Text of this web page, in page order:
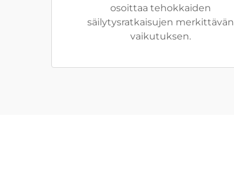
osoittaa tehokkaiden
säilytysratkaisujen merkittävän
vaikutuksen.